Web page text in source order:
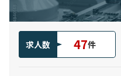
求人数 47件